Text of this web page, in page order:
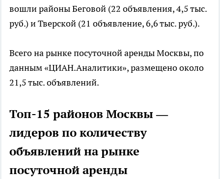
вошли районы Беговой (22 объявления, 4,5 тыс.
руб.) и Тверской (21 объявление, 6,6 тыс. руб.).
Всего на рынке посуточной аренды Москвы, по
данным «ЦИАН.Аналитики», размещено около
21,5 тыс. объявлений.
Топ-15 районов Москвы —
лидеров по количеству
объявлений на рынке
посуточной аренды